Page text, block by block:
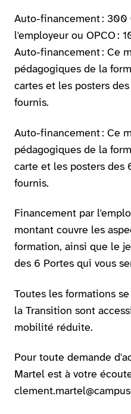
Auto-financement :
l'employeur ou OPCO :
Auto-financement : Ce
pédagogiques de la
cartes et les posters
fournis.
Auto-financement : Ce
pédagogiques de la
carte et les posters des
fournis.
Financement par
montant couvre les
formation, ainsi que le
des 6 Portes qui vous
Toutes les formations
la Transition sont
mobilité réduite.
Pour toute demande
Martel est à votre